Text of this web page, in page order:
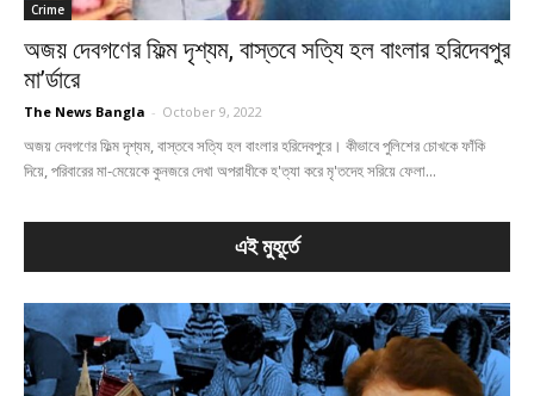
Crime
অজয় দেবগণের ফিল্ম দৃশ্যম, বাস্তবে সত্যি হল বাংলার হরিদেবপুর
মা’র্ডারে
The News Bangla - October 9, 2022
অজয় দেবগণের ফিল্ম দৃশ্যম, বাস্তবে সত্যি হল বাংলার হরিদেবপুরে। কীভাবে পুলিশের চোখকে ফাঁকি
দিয়ে, পরিবারের মা-মেয়েকে কুনজরে দেখা অপরাধীকে হ'ত্যা করে মৃ'তদেহ সরিয়ে ফেলা...
এই মুহূর্তে